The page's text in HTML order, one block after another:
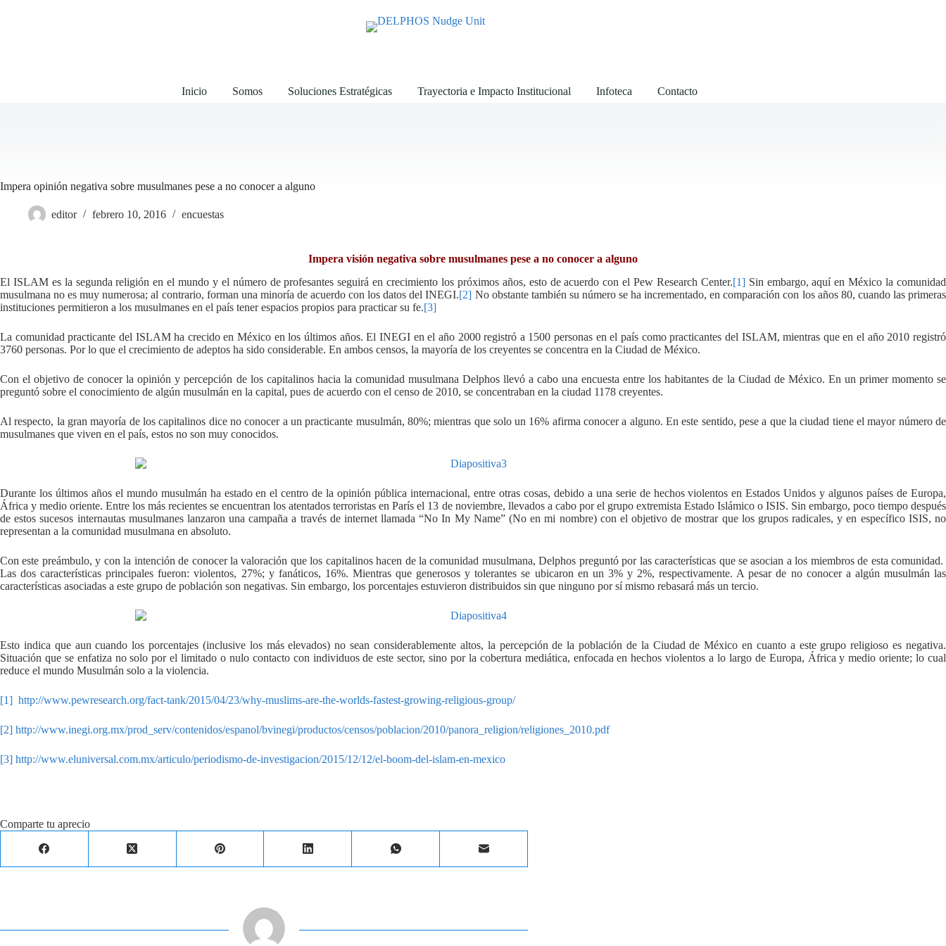
Inicio Somos Soluciones Estratégicas Trayectoria e Impacto Institucional Infoteca Contacto
Impera opinión negativa sobre musulmanes pese a no conocer a alguno
editor febrero 10, 2016 encuestas
Impera visión negativa sobre musulmanes pese a no conocer a alguno
El ISLAM es la segunda religión en el mundo y el número de profesantes seguirá en crecimiento los próximos años, esto de acuerdo con el Pew Research Center.[1]Sin embargo, aquí en México la comunidad
musulmana no es muy numerosa; al contrario, forman una minoría de acuerdo con los datos del INEGI.[2] No obstante también su número se ha incrementado, en comparación con los años 80, cuando las primeras
instituciones permitieron a los musulmanes en el país tener espacios propios para practicar su fe.[3]
La comunidad practicante del ISLAM ha crecido en México en los últimos años. El INEGI en el año 2000 registró a 1500 personas en el país como practicantes del ISLAM, mientras que en el año 2010 registró
3760 personas. Por lo que el crecimiento de adeptos ha sido considerable. En ambos censos, la mayoría de los creyentes se concentra en la Ciudad de México.
Con el objetivo de conocer la opinión y percepción de los capitalinos hacia la comunidad musulmana Delphos llevó a cabo una encuesta entre los habitantes de la Ciudad de México. En un primer momento se
preguntó sobre el conocimiento de algún musulmán en la capital, pues de acuerdo con el censo de 2010, se concentraban en la ciudad 1178 creyentes.
Al respecto, la gran mayoría de los capitalinos dice no conocer a un practicante musulmán, 80%; mientras que solo un 16% afirma conocer a alguno. En este sentido, pese a que la ciudad tiene el mayor número de
musulmanes que viven en el país, estos no son muy conocidos.
Durante los últimos años el mundo musulmán ha estado en el centro de la opinión pública internacional, entre otras cosas, debido a una serie de hechos violentos en Estados Unidos y algunos países de Europa,
África y medio oriente. Entre los más recientes se encuentran los atentados terroristas en París el 13 de noviembre, llevados a cabo por el grupo extremista Estado Islámico o ISIS. Sin embargo, poco tiempo después
de estos sucesos internautas musulmanes lanzaron una campaña a través de internet llamada “No In My Name” (No en mi nombre) con el objetivo de mostrar que los grupos radicales, y en específico ISIS, no
representan a la comunidad musulmana en absoluto.
Con este preámbulo, y con la intención de conocer la valoración que los capitalinos hacen de la comunidad musulmana, Delphos preguntó por las características que se asocian a los miembros de esta comunidad.
Las dos características principales fueron: violentos, 27%; y fanáticos, 16%. Mientras que generosos y tolerantes se ubicaron en un 3% y 2%, respectivamente. A pesar de no conocer a algún musulmán las
características asociadas a este grupo de población son negativas. Sin embargo, los porcentajes estuvieron distribuidos sin que ninguno por sí mismo rebasará más un tercio.
Esto indica que aun cuando los porcentajes (inclusive los más elevados) no sean considerablemente altos, la percepción de la población de la Ciudad de México en cuanto a este grupo religioso es negativa.
Situación que se enfatiza no solo por el limitado o nulo contacto con individuos de este sector, sino por la cobertura mediática, enfocada en hechos violentos a lo largo de Europa, África y medio oriente; lo cual
reduce el mundo Musulmán solo a la violencia.
[1] http://www.pewresearch.org/fact-tank/2015/04/23/why-muslims-are-the-worlds-fastest-growing-religious-group/
[2] http://www.inegi.org.mx/prod_serv/contenidos/espanol/bvinegi/productos/censos/poblacion/2010/panora_religion/religiones_2010.pdf
[3] http://www.eluniversal.com.mx/articulo/periodismo-de-investigacion/2015/12/12/el-boom-del-islam-en-mexico
Comparte tu aprecio